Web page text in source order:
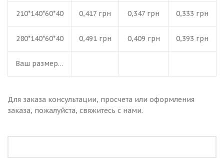
210*140*60*40 0,417 грн 0,347 грн 0,333 грн
280*140*60*40 0,491 грн 0,409 грн 0,393 грн
Ваш размер…
Для заказа консультации, просчета или оформления
заказа, пожалуйста, свяжитесь с нами.